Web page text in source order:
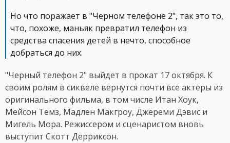
Но что поражает в "Черном телефоне 2", так это то,
что, похоже, маньяк превратил телефон из
средства спасения детей в нечто, способное
добраться до них.
"Черный телефон 2" выйдет в прокат 17 октября. К
своим ролям в сиквеле вернутся почти все актеры из
оригинального фильма, в том числе Итан Хоук,
Мейсон Темз, Мадлен Макгроу, Джереми Дэвис и
Мигель Мора. Режиссером и сценаристом вновь
выступит Скотт Дерриксон.